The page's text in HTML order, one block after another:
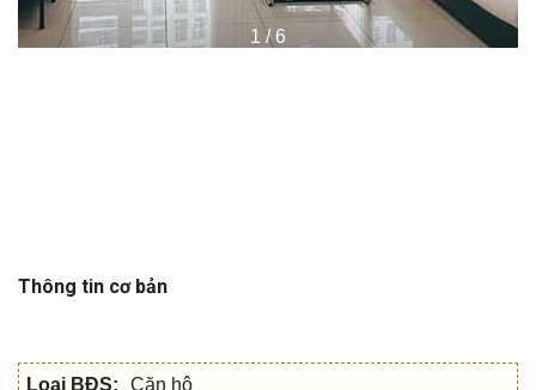
1 /6
Thông tin cơ bản
Loại BĐS:
Căn hộ